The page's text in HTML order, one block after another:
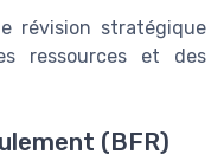
révision stratégique
ressources et des
(BFR)